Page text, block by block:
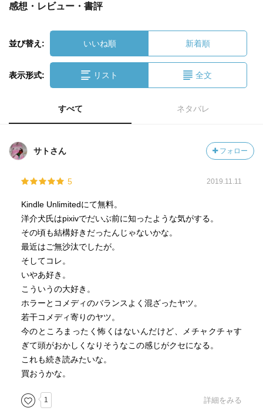
感想・レビュー・書評
並び替え: いいね順 新着順
表示形式: リスト 全文
すべて ネタバレ
サトさん フォロー
5 2019.11.11
Kindle Unlimitedにて無料。
洋介犬氏はpixivでだいぶ前に知ったような気がする。
その頃も結構好きだったんじゃないかな。
最近はご無沙汰でしたが。
そしてコレ。
いやあ好き。
こういうの大好き。
ホラーとコメディのバランスよく混ざったヤツ。
若干コメディ寄りのヤツ。
今のところまったく怖くはないんだけど、メチャクチャす
ぎて頭がおかしくなりそうなこの感じがクセになる。
これも続き読みたいな。
買おうかな。
1 詳細をみる